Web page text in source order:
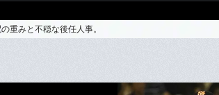
重みと不穏な後任人事。